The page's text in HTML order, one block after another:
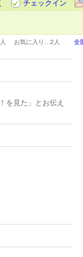
チェックイン
お気に入り… 2人 全
を見た」とお伝え